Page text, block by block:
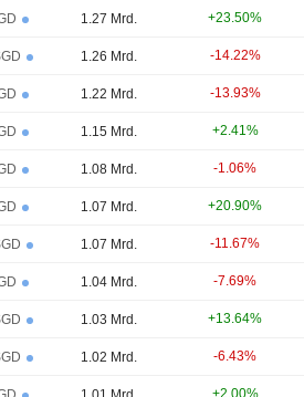
1.27 Mrd. +23.50%
1.26 Mrd. -14.22%
1.22 Mrd. -13.93%
1.15 Mrd. +2.41%
1.08 Mrd. -1.06%
1.07 Mrd. +20.90%
1.07 Mrd. -11.67%
1.04 Mrd. -7.69%
1.03 Mrd. +13.64%
1.02 Mrd. -6.43%
+2.00%